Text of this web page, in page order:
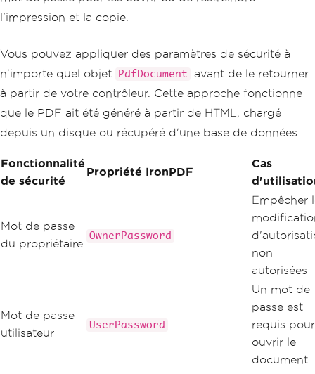
l'impression et la copie.
Vous pouvez appliquer des paramètres de sécurité à
n'importe quel objet
PdfDocument
avant de le retourner
à partir de votre contrôleur. Cette approche fonctionne
que le PDF ait été généré à partir de HTML, chargé
depuis un disque ou récupéré d'une base de données.
Fonctionnalité
de sécurité
Propriété IronPDF
Cas
Mot de passe
du propriétaire
OwnerPassword
Empêcher
non
autorisées
Mot de passe
utilisateur
UserPassword
Un mot de
passe est
requis pour
ouvrir le
document.